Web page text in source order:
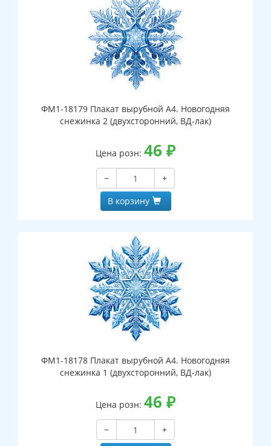
ФМ1-18179 Плакат вырубной А4. Новогодняя
снежинка 2 (двухсторонний, ВД-лак)
Цена розн: 46 ₽
−
+
В корзину
ФМ1-18178 Плакат вырубной А4. Новогодняя
снежинка 1 (двухсторонний, ВД-лак)
Цена розн: 46 ₽
−
+